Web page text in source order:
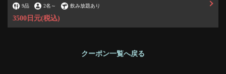
9品 2名 ～ 飲み放題あり
3500日元(税込)
クーポン一覧へ戻る